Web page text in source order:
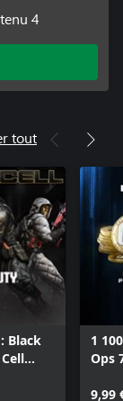
4
tout
Black
1
Ops
9,99